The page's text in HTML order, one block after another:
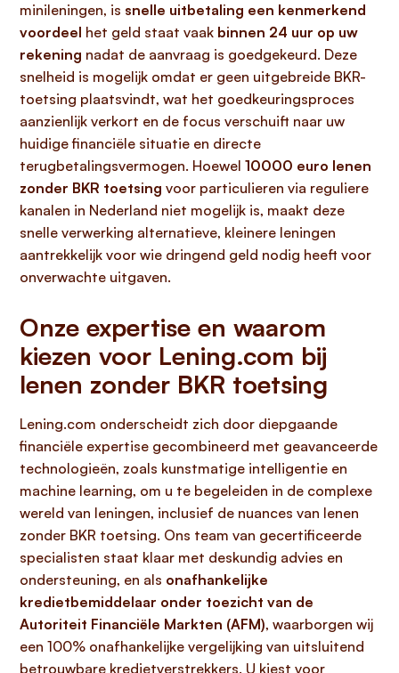
minileningen, is snelle uitbetaling een kenmerkend
voordeel het geld staat vaak binnen 24 uur op uw
rekening nadat de aanvraag is goedgekeurd. Deze
snelheid is mogelijk omdat er geen uitgebreide BKR-
toetsing plaatsvindt, wat het goedkeuringsproces
aanzienlijk verkort en de focus verschuift naar uw
huidige financiële situatie en directe
terugbetalingsvermogen. Hoewel 10000 euro lenen
zonder BKR toetsing voor particulieren via reguliere
kanalen in Nederland niet mogelijk is, maakt deze
snelle verwerking alternatieve, kleinere leningen
aantrekkelijk voor wie dringend geld nodig heeft voor
onverwachte uitgaven.
Onze expertise en waarom
kiezen voor Lening.com bij
lenen zonder BKR toetsing
Lening.com onderscheidt zich door diepgaande
financiële expertise gecombineerd met geavanceerde
technologieën, zoals kunstmatige intelligentie en
machine learning, om u te begeleiden in de complexe
wereld van leningen, inclusief de nuances van lenen
zonder BKR toetsing. Ons team van gecertificeerde
specialisten staat klaar met deskundig advies en
ondersteuning, en als onafhankelijke
kredietbemiddelaar onder toezicht van de
Autoriteit Financiële Markten (AFM), waarborgen wij
een 100% onafhankelijke vergelijking van uitsluitend
betrouwbare kredietverstrekkers. U kiest voor